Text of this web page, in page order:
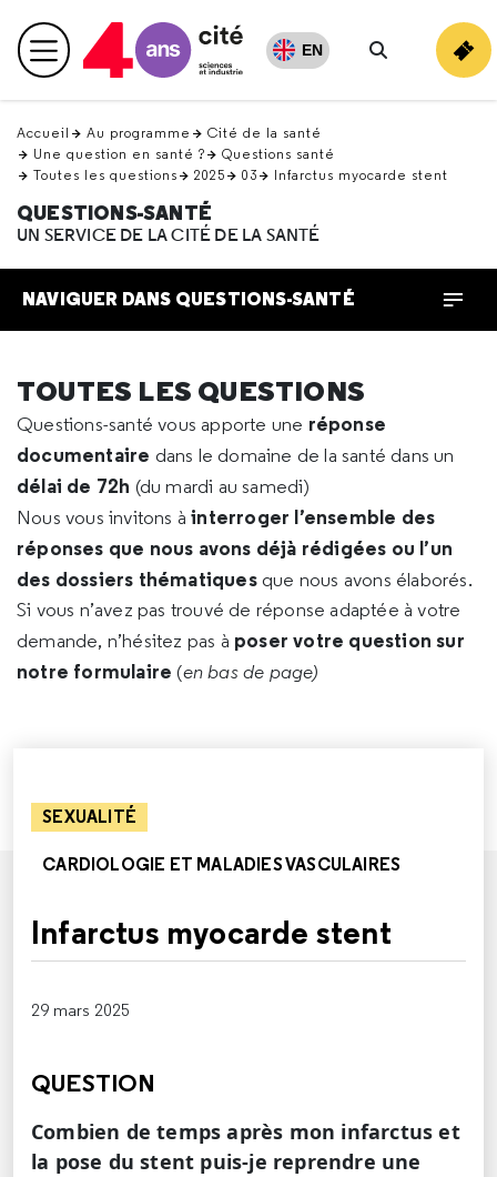
en
haut Menu principal EN
Rechercher
Accueil Au programme
Cité de la santé
Une question en santé ?
Questions santé
Toutes les questions
2025 03 Infarctus myocarde stent
QUESTIONS-SANTÉ
UN SERVICE DE LA CITÉ DE LA SANTÉ
NAVIGUER DANS QUESTIONS-SANTÉ
TOUTES LES QUESTIONS
Questions-santé vous apporte une réponse
documentaire dans le domaine de la santé dans un
délai de 72h (du mardi au samedi)
Nous vous invitons àinterroger l’ensemble des
réponses que nous avons déjà rédigées ou l’un
des dossiers thématiques que nous avons élaborés.
Si vous n’avez pas trouvé de réponse adaptée à votre
demande, n’hésitez pas à poser votre question sur
notre formulaire (en bas de page)
SEXUALITÉ
CARDIOLOGIE ET MALADIES VASCULAIRES
Infarctus myocarde stent
29 mars 2025
QUESTION
Combien de temps après mon infarctus et
la pose du stent puis-je reprendre une